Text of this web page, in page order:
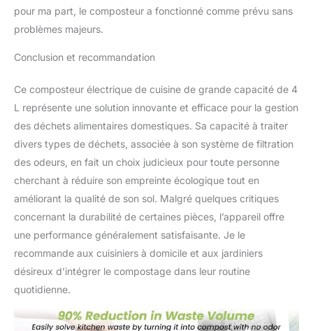
automatique, qui peut
lames amovibles sont
pour le lavage à la main
et la vaisselle Grande
machine de compostage
électrique utilisée dans la
cuisine dispose d'un
seau d'une capacité de 4
déchets alimentaires et
est efficace et économe
en énergie. Le design
compact (33 x 25 x 35,1
cm) est parfait pour votre
comptoir de cuisine et ne
Plusieurs cycles peuvent
être effectués chaque
pour ma part, le composteur a fonctionné comme prévu sans
problèmes majeurs.
Conclusion et recommandation
Ce composteur électrique de cuisine de grande capacité de 4
L représente une solution innovante et efficace pour la gestion
des déchets alimentaires domestiques. Sa capacité à traiter
divers types de déchets, associée à son système de filtration
des odeurs, en fait un choix judicieux pour toute personne
cherchant à réduire son empreinte écologique tout en
améliorant la qualité de son sol. Malgré quelques critiques
concernant la durabilité de certaines pièces, l’appareil offre
une performance généralement satisfaisante. Je le
recommande aux cuisiniers à domicile et aux jardiniers
désireux d’intégrer le compostage dans leur routine
quotidienne.